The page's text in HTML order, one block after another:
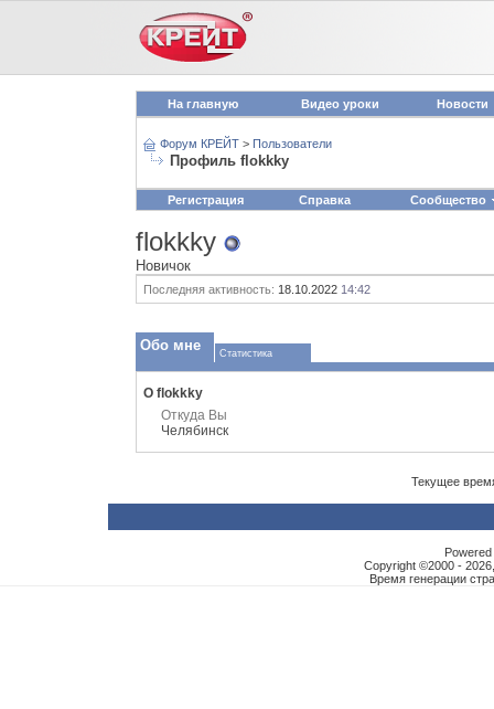
На главную Видео уроки Новости
Форум КРЕЙТ > Пользователи
Профиль flokkky
Регистрация Справка Сообщество
flokkky
Новичок
Последняя активность: 18.10.2022 14:42
Обо мне Статистика
О flokkky
Откуда Вы
Челябинск
Текущее
Copyright ©2000 -
Время генерации